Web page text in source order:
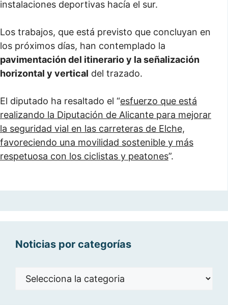
instalaciones deportivas hacía el sur.
Los trabajos, que está previsto que concluyan en
los próximos días, han contemplado la
pavimentación del itinerario y la señalización
horizontal y vertical del trazado.
El diputado ha resaltado el “esfuerzo que está
realizando la Diputación de Alicante para mejorar
la seguridad vial en las carreteras de Elche,
favoreciendo una movilidad sostenible y más
respetuosa con los ciclistas y peatones”.
Noticias por categorías
Noticias